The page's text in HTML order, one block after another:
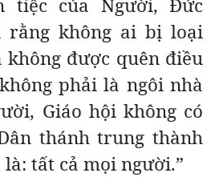
tiệc của Người, Đức
rằng không ai bị loại
được quên điều
phải là ngôi nhà
Giáo hội không có
thánh trung thành
là: tất cả mọi người.”